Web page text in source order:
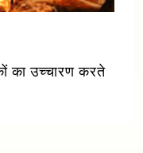
का उच्चारण करते